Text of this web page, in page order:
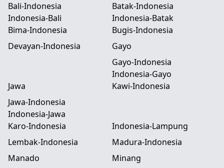
Bali-Indonesia
Indonesia-Bali
Batak-Indonesia
Indonesia-Batak
Bima-Indonesia
Bugis-Indonesia
Devayan-Indonesia
Gayo
Gayo-Indonesia
Indonesia-Gayo
Jawa
Jawa-Indonesia
Indonesia-Jawa
Kawi-Indonesia
Karo-Indonesia
Indonesia-Lampung
Lembak-Indonesia
Madura-Indonesia
Manado
Minang